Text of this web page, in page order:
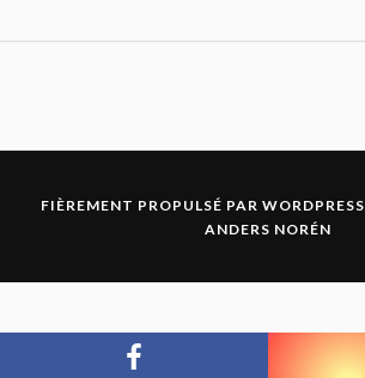
FIÈREMENT PROPULSÉ PAR WORDPRESS
ANDERS NORÉN